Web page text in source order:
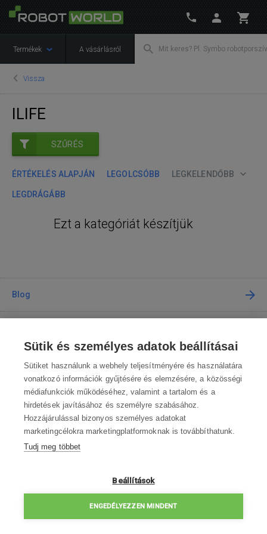
Termékek A vásárlásról
Vissza
ILIFE
SZŰRÉS
ÉRTÉKELÉS ALAPJÁN LEGOLCSÓBB LEGKELENDŐBB
LEGDRÁGÁBB
Ezt a kategóriát készítjük
Blog
A vásárlásról
Kapcsolat
Lépjen kapcsolatba velünk
Hé-Pé 8:00—16:30
Sütik és személyes adatok beállításai
Sütiket használunk a webhely teljesítményére és használatára
vonatkozó információk gyűjtésére és elemzésére, a közösségi
médiafunkciók működéséhez, valamint a tartalom és a
hirdetések javításához és személyre szabásához.
Hozzájárulással bizonyos személyes adatokat
marketingcélokra marketingplatformoknak is továbbíthatunk.
Tudj meg többet
Beállítások
ENGEDÉLYEZZEN MINDENT